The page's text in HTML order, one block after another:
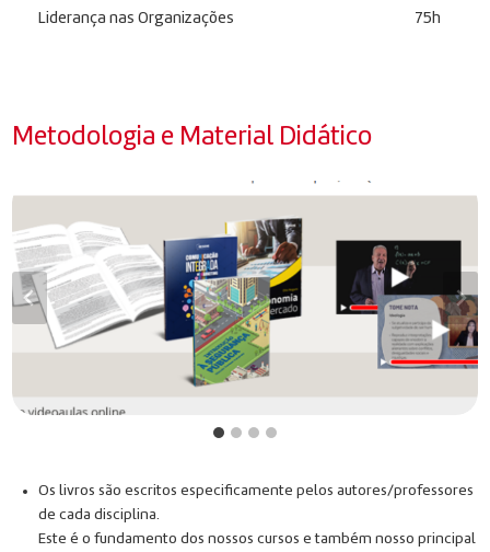
Liderança nas Organizações 75h
Metodologia e Material Didático
Os livros são escritos especificamente pelos autores/professores
de cada disciplina.
Este é o fundamento dos nossos cursos e também nosso principal